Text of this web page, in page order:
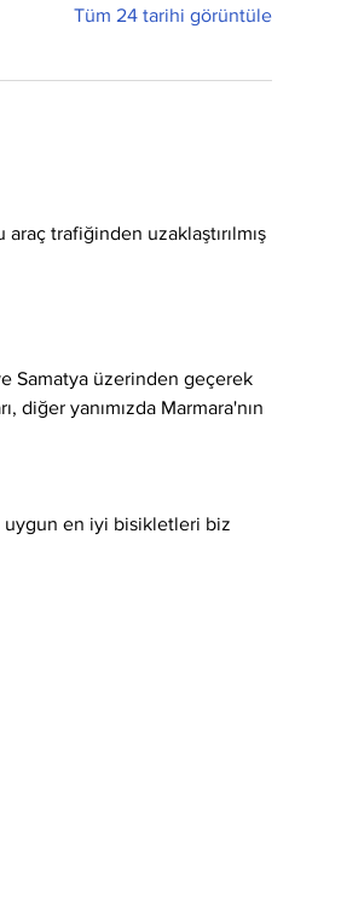
Tüm 24 tarihi görüntüle
trafiğinden uzaklaştırılmış
Samatya üzerinden geçerek
diğer yanımızda Marmara'nın
en iyi bisikletleri biz